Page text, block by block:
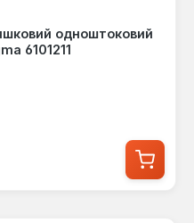
одноштоковий
6101211